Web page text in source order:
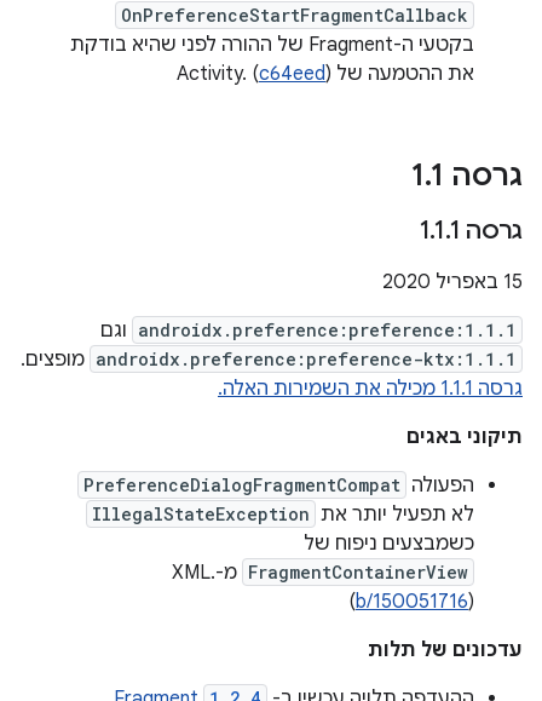
OnPreferenceStartFragmentCallback
בקטעי ה-Fragment של ההורה לפני שהיא בודקת
את ההטמעה של Activity. ( c64eed)
גרסה 1 .1
גרסה 1 .1.1
15 באפריל 2020
androidx.preference:preference:1.1.1 וגם
androidx.preference:preference-ktx:1.1.1 מופצים.
גרסה 1.1.1 מכילה את השמירות האלה.
תיקוני באגים
הפעולה PreferenceDialogFragmentCompat
לא תפעיל יותר את IllegalStateException
כשמבצעים ניפוח של
FragmentContainerView
מ-XML.
(b/150051716)
עדכונים של תלות